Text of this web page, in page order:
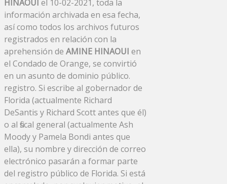
HINAOUI el 10-02-2021, toda la
información archivada en esa fecha,
así como todos los archivos futuros
registrados en relación con la
aprehensión de AMINE HINAOUI en
el Condado de Orange, se convirtió
en un asunto de dominio público.
registro. Si escribe al gobernador de
Florida (actualmente Richard
DeSantis y Richard Scott antes que él)
o al fiscal general (actualmente Ash
Moody y Pamela Bondi antes que
ella), su nombre y dirección de correo
electrónico pasarán a formar parte
del registro público de Florida. Si está